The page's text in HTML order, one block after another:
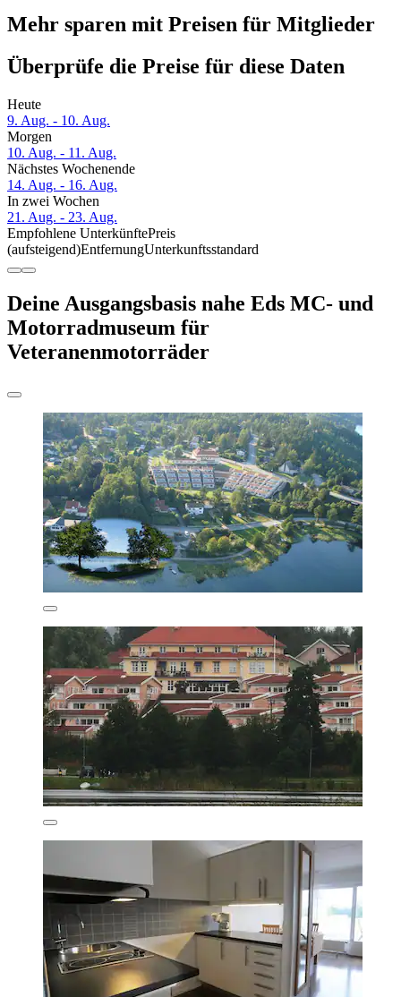
Mehr sparen mit Preisen für Mitglieder
Überprüfe die Preise für diese Daten
Heute
9. Aug. - 10. Aug.
Morgen
10. Aug. - 11. Aug.
Nächstes Wochenende
14. Aug. - 16. Aug.
In zwei Wochen
21. Aug. - 23. Aug.
Empfohlene UnterkünftePreis
(aufsteigend)EntfernungUnterkunftsstandard
Deine Ausgangsbasis nahe Eds MC- und
Motorradmuseum für
Veteranenmotorräder